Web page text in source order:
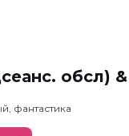
обсл)
фантастика